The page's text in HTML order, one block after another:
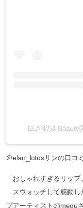
ELANのJ-Beauty
＠elan_lotusサンの口コミ
「おしゃれすぎるリッ
スウォッチして感動し
プアーティストのmegu